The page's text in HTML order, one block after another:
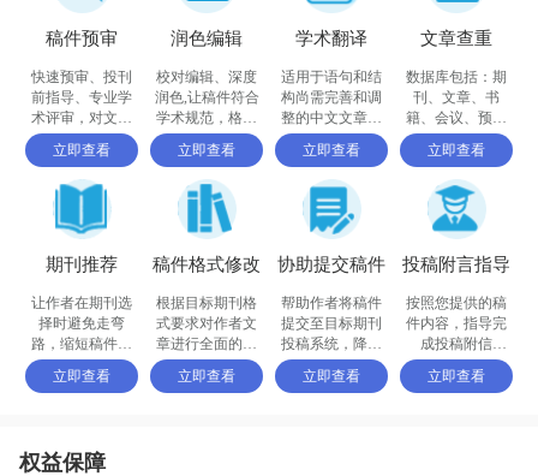
稿件预审
快速预审、投刊
前指导、专业学
术评审，对文章
进行评价
立即查看
润色编辑
校对编辑、深度
润色,让稿件符合
学术规范，格式
体例等标准
立即查看
学术翻译
适用于语句和结
构尚需完善和调
整的中文文章，
确保稿件达到要
求
立即查看
文章查重
数据库包括：期
刊、文章、书
籍、会议、预印
书、百科全书和
摘要等
立即查看
期刊推荐
让作者在期刊选
择时避免走弯
路，缩短稿件被
接收的周期
立即查看
稿件格式修改
根据目标期刊格
式要求对作者文
章进行全面的格
式修改和调整
立即查看
协助提交稿件
帮助作者将稿件
提交至目标期刊
投稿系统，降低
退稿或拒稿率
立即查看
投稿附言指导
按照您提供的稿
件内容，指导完
成投稿附信
（cover letter）
立即查看
权益保障